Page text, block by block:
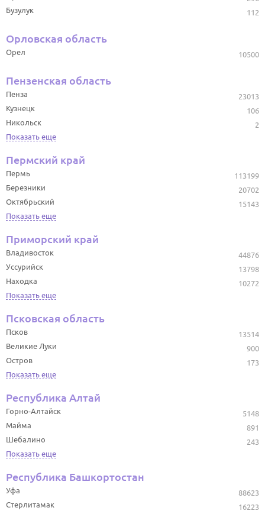
112
Бузулук
Орловская область
10500
Орел
Пензенская область
23013
Пенза
106
Кузнецк
2
Никольск
Показать еще
Пермский край
113199
Пермь
20702
Березники
15143
Октябрьский
Показать еще
Приморский край
44876
Владивосток
13798
Уссурийск
10272
Находка
Показать еще
Псковская область
13514
Псков
900
Великие Луки
173
Остров
Показать еще
Республика Алтай
5148
Горно-Алтайск
891
Майма
243
Шебалино
Показать еще
Республика Башкортостан
88623
Уфа
16223
Стерлитамак